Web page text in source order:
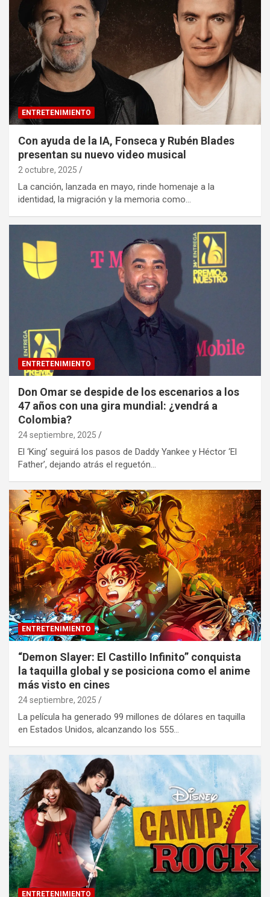
ENTRETENIMIENTO
Con ayuda de la IA, Fonseca y Rubén Blades
presentan su nuevo video musical
2 octubre, 2025
La canción, lanzada en mayo, rinde homenaje a la
identidad, la migración y la memoria como…
ENTRETENIMIENTO
Don Omar se despide de los escenarios a los
47 años con una gira mundial: ¿vendrá a
Colombia?
24 septiembre, 2025
El ‘King’ seguirá los pasos de Daddy Yankee y Héctor ‘El
Father’, dejando atrás el reguetón…
ENTRETENIMIENTO
“Demon Slayer: El Castillo Infinito” conquista
la taquilla global y se posiciona como el anime
más visto en cines
24 septiembre, 2025
La película ha generado 99 millones de dólares en taquilla
en Estados Unidos, alcanzando los 555…
ENTRETENIMIENTO